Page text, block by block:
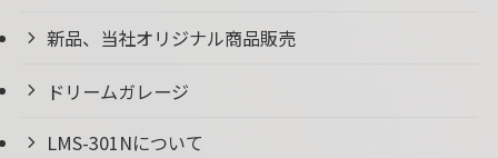
新品、当社オリジナル商品販売
ドリームガレージ
LMS-301Nについて